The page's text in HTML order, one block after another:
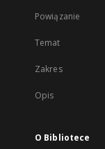
Powiązanie
Temat
Zakres
Opis
O Bibliotece